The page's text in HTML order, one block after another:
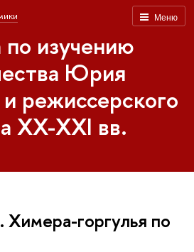
Меню
по изучению
Юрия
режиссерского
XX-XXI вв.
Химера-горгулья по